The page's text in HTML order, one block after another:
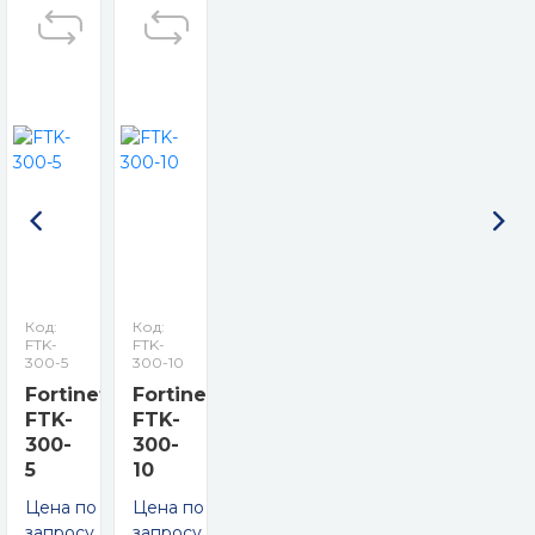
Код:
FTK-
300-5
Fortinet
FTK-
300-
5
Цена по
Код:
FTK-
300-10
Fortinet
FTK-
300-
10
Цена по